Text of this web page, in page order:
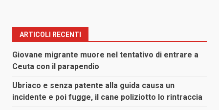
ARTICOLI RECENTI
Giovane migrante muore nel tentativo di entrare a
Ceuta con il parapendio
Ubriaco e senza patente alla guida causa un
incidente e poi fugge, il cane poliziotto lo rintraccia